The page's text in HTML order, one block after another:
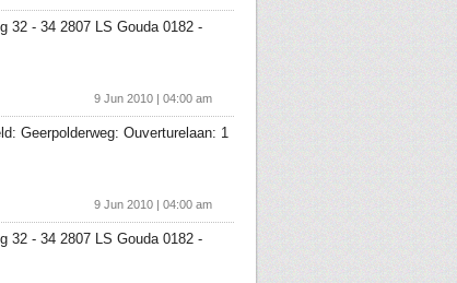
32 - 34 2807 LS Gouda 0182 -
9 Jun 2010 | 04:00 am
Geerpolderweg: Ouverturelaan: 1
9 Jun 2010 | 04:00 am
32 - 34 2807 LS Gouda 0182 -